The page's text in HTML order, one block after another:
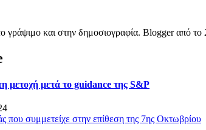
και στην δημοσιογραφία. Blogger από
μετοχή μετά το guidance της S&P